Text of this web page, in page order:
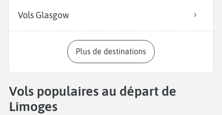
Vols Glasgow
Plus de destinations
Vols populaires au départ de
Limoges